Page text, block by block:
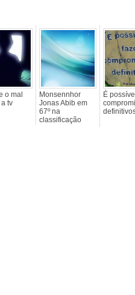
o mal
tv
Monsennhor
Jonas Abib em
67º na
classificação
É